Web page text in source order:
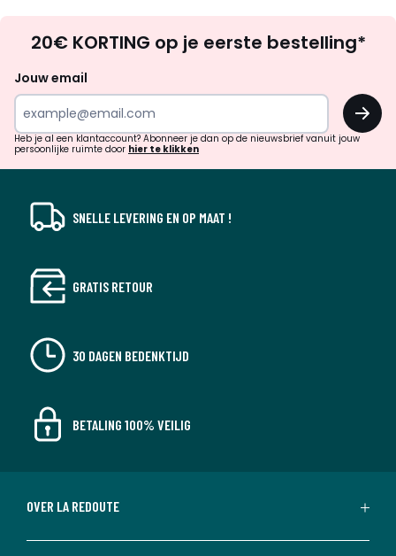
zoek
inspiratie
verrassingen?
20€ KORTING op je eerste bestelling*
Jouw email
OK
Heb je al een klantaccount? Abonneer je dan op de nieuwsbrief vanuit jouw
persoonlijke ruimte door hier te klikken
SNELLE LEVERING EN OP MAAT !
GRATIS RETOUR
30 DAGEN BEDENKTIJD
BETALING 100% VEILIG
OVER LA REDOUTE